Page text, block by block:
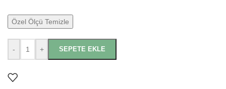
Özel Ölçü Temizle
- + SEPETE EKLE